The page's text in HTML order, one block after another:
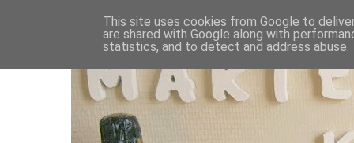
This site uses cookies from Google to
are shared with Google along with
statistics, and to detect and address abuse.